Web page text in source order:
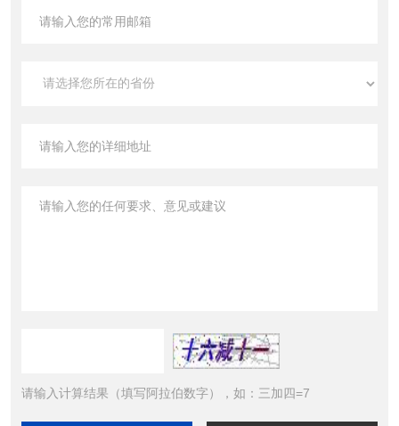
请输入计算结果（填写阿拉伯数字），如：三加四=7